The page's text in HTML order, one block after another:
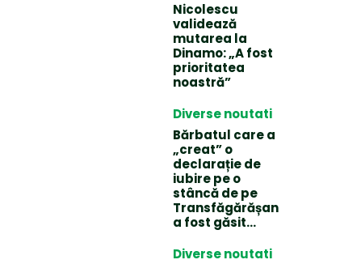
Nicolescu
validează
mutarea la
Dinamo: „A fost
prioritatea
noastră”
Diverse noutati
Bărbatul care a
„creat” o
declarație de
iubire pe o
stâncă de pe
Transfăgărășan
a fost găsit…
Diverse noutati